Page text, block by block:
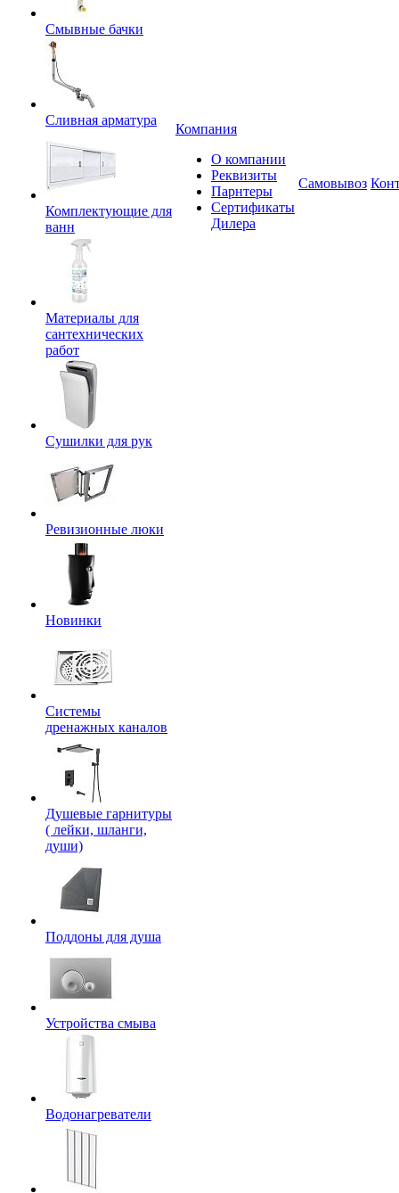
Смывные бачки
Сливная арматура
Комплектующие для
ванн
Материалы для
сантехнических
работ
Сушилки для рук
Ревизионные люки
Новинки
Системы
дренажных каналов
Душевые гарнитуры
( лейки, шланги,
души)
Поддоны для душа
Устройства смыва
Водонагреватели
Компания
О компании
Реквизиты
Парнтеры
Сертификаты
Дилера
Самовывоз